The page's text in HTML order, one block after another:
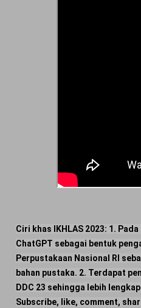
Ciri khas IKHLAS 2023: 1.
ChatGPT sebagai bentuk
Perpustakaan Nasional RI
bahan pustaka. 2. Terdapat
DDC 23 sehingga lebih
Subscribe, like, comment,